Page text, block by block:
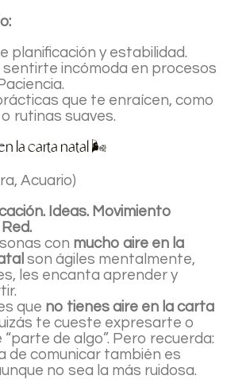
planificación y estabilidad.
sentirte incómoda en procesos
que te enraícen, como
rutinas suaves.
la carta natal 🌬️
Acuario)
Ideas. Movimiento
con mucho aire en la
son ágiles mentalmente,
les encanta aprender y
que no tienes aire en la carta
te cueste expresarte o
de algo”. Pero recuerda:
de comunicar también es
no sea la más ruidosa.